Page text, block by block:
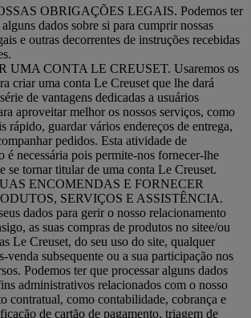
OBRIGAÇÕES LEGAIS. Podemos ter
dados sobre si para cumprir nossas
e outras decorrentes de instruções recebidas
UMA CONTA LE CREUSET. Usaremos os
criar uma conta Le Creuset que lhe dará
de vantagens dedicadas a usuários
aproveitar melhor os nossos serviços, como
rápido, guardar vários endereços de entrega,
pedidos. Esta atividade de
é necessária pois permite-nos fornecer-lhe
se tornar titular de uma conta Le Creuset.
ENCOMENDAS E FORNECER
SERVIÇOS E ASSISTÊNCIA.
dados para gerir o nosso relacionamento
as suas compras de produtos no sitee/ou
Le Creuset, do seu uso do site, qualquer
venda subsequente ou a sua participação nos
Podemos ter que processar alguns dados
administrativos relacionados com o nosso
contratual, como contabilidade, cobrança e
de cartão de pagamento, triagem de